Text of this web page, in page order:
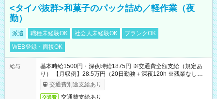
<タイパ抜群>和菓子のパック詰め／軽作業（夜
勤）
派遣 職種未経験OK 社会人未経験OK
ブランクOK
WEB登録・面接OK
給与
基本時給1500円・深夜時給1875円 ※交通費全額支給（規定あ
り） 【月収例】28.5万円（20日勤務＋深夜120h ※残業なしの場
合）交通費別途支給あり
交通費 交通費支給あり